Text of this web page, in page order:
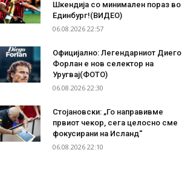
Шкендија со минимален пораз во
Единбург!(ВИДЕО)
06.08.2026 22:57
Официјално: Легендарниот Диего
Форлан е нов селектор на
Уругвај(ФОТО)
06.08.2026 22:30
Стојановски: „Го направивме
првиот чекор, сега целосно сме
фокусирани на Исланд“
06.08.2026 22:10